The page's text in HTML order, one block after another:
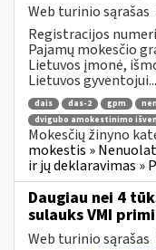
Web turinio sąrašas
Registracijos
Pajamų mokesčio
Lietuvos įmonė,
Lietuvos gyventojui...
dais das-2 gpm
dvigubo amokestinimo
Mokesčių žinyno
mokestis »
ir jų deklaravimas »
Daugiau nei 4
sulauks VMI
Web turinio sąrašas